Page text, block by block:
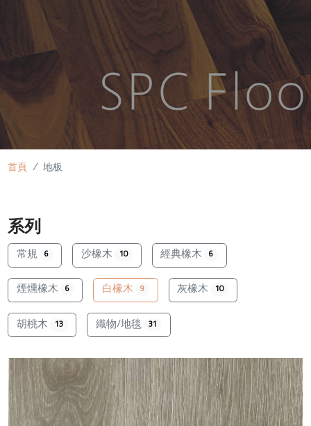
首頁 地板
系列
常規 6 沙橡木 10 經典橡木 6
煙燻橡木 6 白橡木 9 灰橡木 10
胡桃木 13 織物/地毯 31